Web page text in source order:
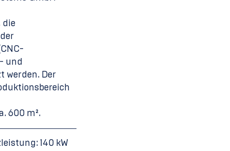
die
und
werden. Der
600 m².
140 kW